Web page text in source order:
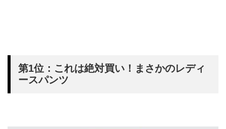
第1位：これは絶対買い！まさかのレディ
ースパンツ